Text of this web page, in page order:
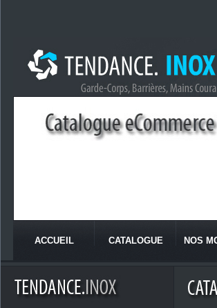
ACCUEIL CATALOGUE NOS